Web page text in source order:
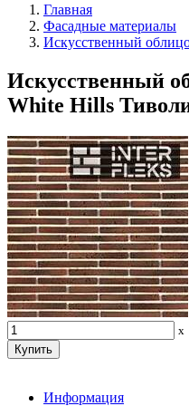
Главная
Фасадные материалы
Искусственный
Искусственный
White Hills
x
Информация